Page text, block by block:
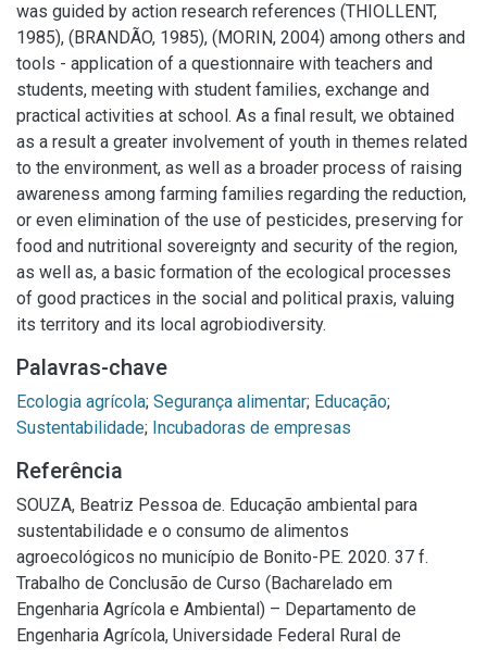
was guided by action research references (THIOLLENT,
1985), (BRANDÃO, 1985), (MORIN, 2004) among others and
tools - application of a questionnaire with teachers and
students, meeting with student families, exchange and
practical activities at school. As a final result, we obtained
as a result a greater involvement of youth in themes related
to the environment, as well as a broader process of raising
awareness among farming families regarding the reduction,
or even elimination of the use of pesticides, preserving for
food and nutritional sovereignty and security of the region,
as well as, a basic formation of the ecological processes
of good practices in the social and political praxis, valuing
its territory and its local agrobiodiversity.
Palavras-chave
Ecologia agrícola; Segurança alimentar; Educação;
Sustentabilidade; Incubadoras de empresas
Referência
SOUZA, Beatriz Pessoa de. Educação ambiental para
sustentabilidade e o consumo de alimentos
agroecológicos no município de Bonito-PE. 2020. 37 f.
Trabalho de Conclusão de Curso (Bacharelado em
Engenharia Agrícola e Ambiental) – Departamento de
Engenharia Agrícola, Universidade Federal Rural de